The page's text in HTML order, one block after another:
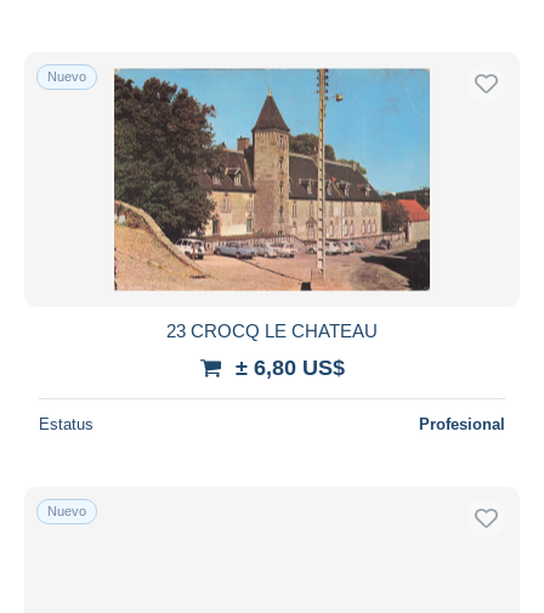
Nuevo
23 CROCQ LE CHATEAU
± 6,80 US$
Estatus Profesional
Nuevo